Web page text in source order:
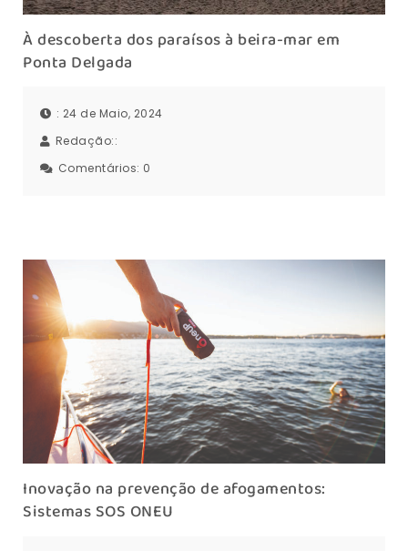
À descoberta dos paraísos à beira-mar em
Ponta Delgada
: 24 de Maio, 2024
Redação::
Comentários: 0
Inovação na prevenção de afogamentos:
Sistemas SOS ONEU